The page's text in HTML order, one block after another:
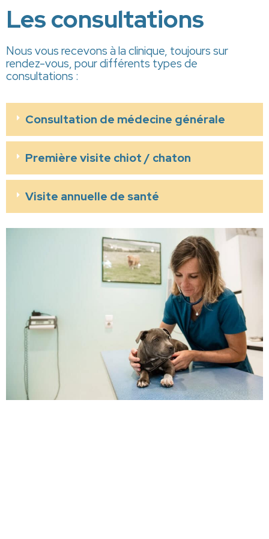
Les consultations
Nous vous recevons à la clinique, toujours sur
rendez-vous, pour différents types de
consultations :
Consultation de médecine générale
Première visite chiot / chaton
Visite annuelle de santé